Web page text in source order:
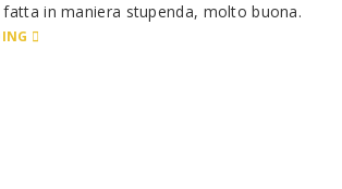
in maniera stupenda, molto buona.